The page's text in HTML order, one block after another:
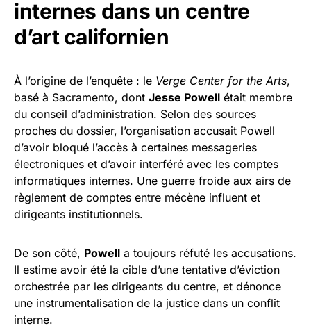
internes dans un centre
d’art californien
À l’origine de l’enquête : le Verge Center for the Arts,
basé à Sacramento, dont Jesse Powell était membre
du conseil d’administration. Selon des sources
proches du dossier, l’organisation accusait Powell
d’avoir bloqué l’accès à certaines messageries
électroniques et d’avoir interféré avec les comptes
informatiques internes. Une guerre froide aux airs de
règlement de comptes entre mécène influent et
dirigeants institutionnels.
De son côté, Powell a toujours réfuté les accusations.
Il estime avoir été la cible d’une tentative d’éviction
orchestrée par les dirigeants du centre, et dénonce
une instrumentalisation de la justice dans un conflit
interne.